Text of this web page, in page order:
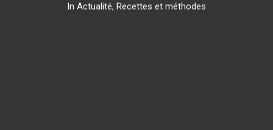
In Actualité, Recettes et méthodes